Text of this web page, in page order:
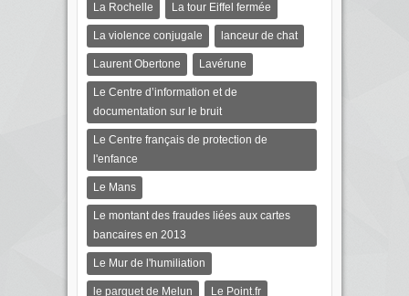
La Rochelle La tour Eiffel fermée
La violence conjugale lanceur de chat
Laurent Obertone Lavérune
Le Centre d’information et de
documentation sur le bruit
Le Centre français de protection de
l'enfance
Le Mans
Le montant des fraudes liées aux cartes
bancaires en 2013
Le Mur de l'humiliation
le parquet de Melun Le Point.fr